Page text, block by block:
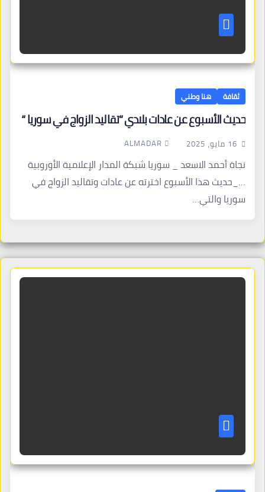
ثقافة هنا وطني
حديث الأسبوع عن عادات بلادي “تقاليد الزواج في سوريا “
16 مايو، 2025 ALMADAR
نجاة أحمد الاسعد _ سوريا شبكة المدار الإعلامية الأوروبية
…_حديث هذا الأسبوع اخترته عن عادات وتقاليد الزواج في
سوريا والتي…